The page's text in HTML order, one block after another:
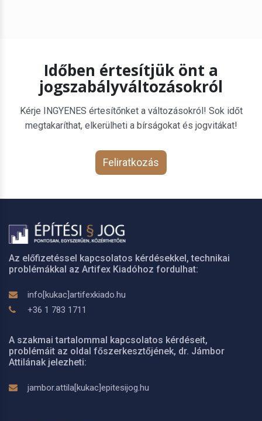
Időben értesítjük önt a
jogszabályváltozásokról
Kérje INGYENES értesítőnket a változásokról! Sok időt
megtakaríthat, elkerülheti a bírságokat és jogvitákat!
Feliratkozás
Az előfizetéssel kapcsolatos kérdésekkel, technikai
problémákkal az Artifex Kiadóhoz fordulhat:
info[kukac]artifexkiado.hu
+36 1 783 1711
A szakmai tartalommal kapcsolatos kérdéseit,
problémáit az oldal főszerkesztőjének, dr. Jámbor
Attilának jelezheti:
jambor.attila[kukac]epitesijog.hu